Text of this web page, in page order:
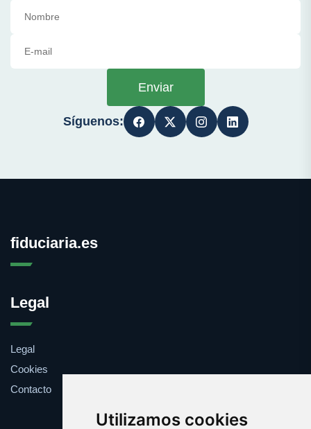
Utilizamos cookies
Enviar
Síguenos:
fiduciaria.es
Legal
Legal
Cookies
Contacto